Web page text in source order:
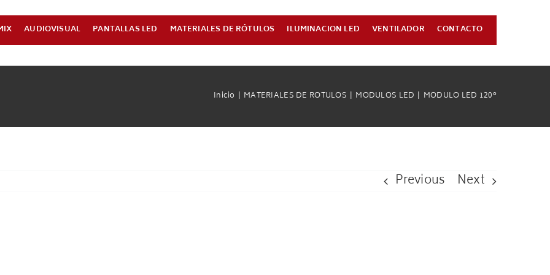
AUDIOVISUAL PANTALLAS LED MATERIALES DE RÓTULOS ILUMINACION LED VENTILADOR CONTACTO
Inicio MATERIALES DE ROTULOS MODULOS LED MODULO LED 120°
Previous Next